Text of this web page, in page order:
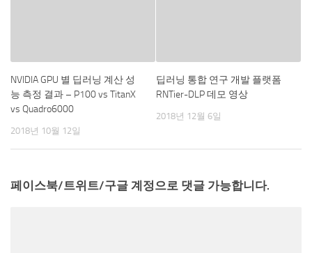
NVIDIA GPU 별 딥러닝 계산 성
능 측정 결과 – P100 vs TitanX
vs Quadro6000
2018년 10월 12일
딥러닝 통합 연구 개발 플랫폼
RNTier-DLP 데모 영상
2018년 12월 6일
페이스북/트위트/구글 계정으로 댓글 가능합니다.